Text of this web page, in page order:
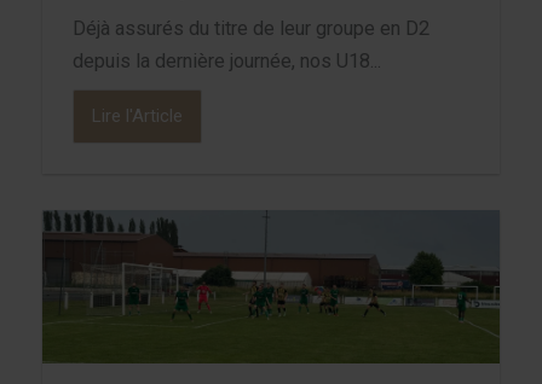
Déjà assurés du titre de leur groupe en D2
depuis la dernière journée, nos U18...
Lire l'Article